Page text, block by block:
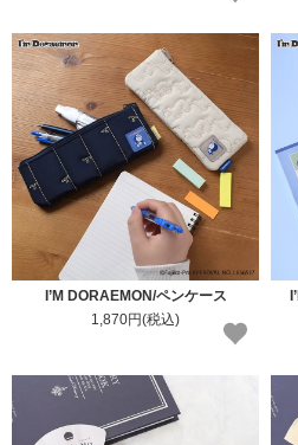
I’M DORAEMON/ペンケース
1,870円(税込)